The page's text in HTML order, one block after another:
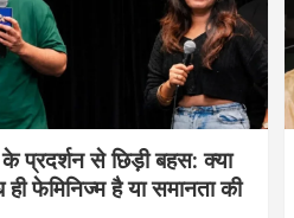
से छिड़ी बहस: क्या
ही फेमिनिज्म है या समानता की